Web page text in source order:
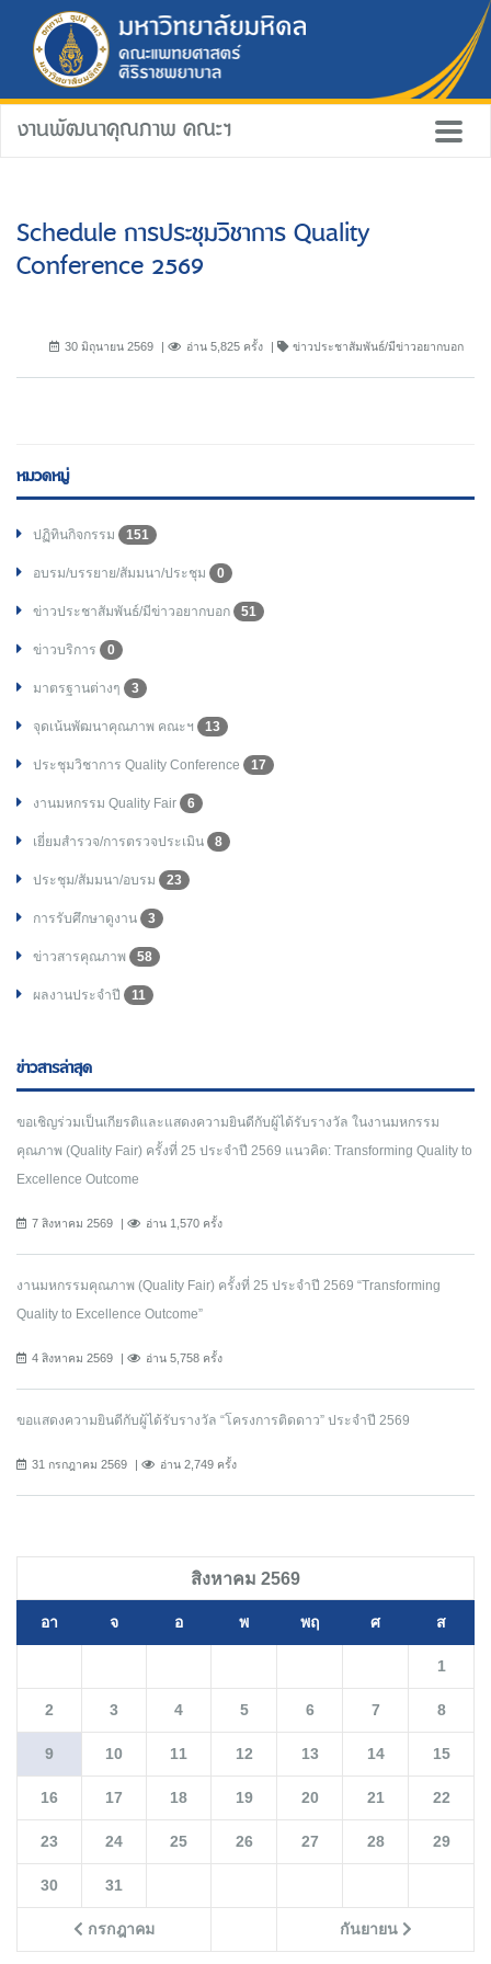
งานพัฒนาคุณภาพ คณะฯ
Schedule การประชุมวิชาการ Quality
Conference 2569
30 มิถุนายน 2569 อ่าน 5,825 ครั้ง ข่าวประชาสัมพันธ์/มีข่าวอยากบอก
หมวดหมู่
ปฏิทินกิจกรรม 151
อบรม/บรรยาย/สัมมนา/ประชุม 0
ข่าวประชาสัมพันธ์/มีข่าวอยากบอก 51
ข่าวบริการ 0
มาตรฐานต่างๆ 3
จุดเน้นพัฒนาคุณภาพ คณะฯ 13
ประชุมวิชาการ Quality Conference 17
งานมหกรรม Quality Fair 6
เยี่ยมสำรวจ/การตรวจประเมิน 8
ประชุม/สัมมนา/อบรม 23
การรับศึกษาดูงาน 3
ข่าวสารคุณภาพ 58
ผลงานประจำปี 11
ข่าวสารล่าสุด
ขอเชิญร่วมเป็นเกียรติและแสดงความยินดีกับผู้ได้รับรางวัล ในงานมหกรรม
คุณภาพ (Quality Fair) ครั้งที่ 25 ประจำปี 2569 แนวคิด: Transforming Quality to
Excellence Outcome
7 สิงหาคม 2569 อ่าน 1,570 ครั้ง
งานมหกรรมคุณภาพ (Quality Fair) ครั้งที่ 25 ประจำปี 2569 “Transforming
Quality to Excellence Outcome”
4 สิงหาคม 2569 อ่าน 5,758 ครั้ง
ขอแสดงความยินดีกับผู้ได้รับรางวัล “โครงการติดดาว” ประจำปี 2569
31 กรกฎาคม 2569 อ่าน 2,749 ครั้ง
สิงหาคม 2569
อา จ อ พ พฤ ศ ส
กรกฎาคม กันยายน
1
2 3 4 5 6 7 8
9 10 11 12 13 14 15
16 17 18 19 20 21 22
23 24 25 26 27 28 29
30 31